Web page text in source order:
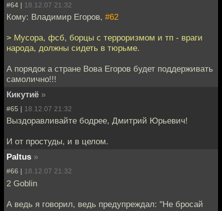
#64 | 18.12.07 21:32
Кому: Владимир Егоров, #62
> Мусора, фсб, борцы с терроризмом и тп - враги
народа, должны сидеть в тюрьме.
А порядок а стране Вова Егоров будет поддерживать
самолично!!!
Кикутиё »
#65 | 18.12.07 21:32
Выздоравливайте бодрее, Дмитрий Юрьевич!
И от простуды, и в целом.
Paltus »
#66 | 18.12.07 21:32
2 Goblin
А ведь я говорил, ведь предупреждал: "Не бросай